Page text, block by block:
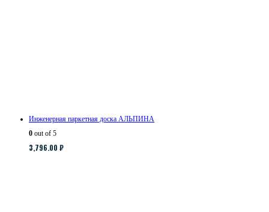
Инженерная паркетная доска АЛЬПИНА
0 out of 5
3,796.00 ₽